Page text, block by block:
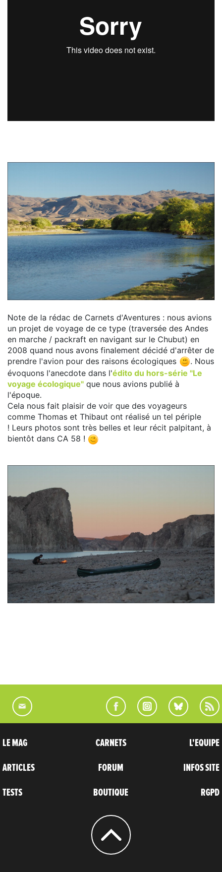
Note de la rédac de Carnets d'Aventures : nous avions
un projet de voyage de ce type (traversée des Andes
en marche / packraft en navigant sur le Chubut) en
2008 quand nous avons finalement décidé d'arrêter de
prendre l'avion pour des raisons écologiques
. Nous
évoquons l'anecdote dans l'édito du hors-série "Le
voyage écologique" que nous avions publié à
l'époque.
Cela nous fait plaisir de voir que des voyageurs
comme Thomas et Thibaut ont réalisé un tel périple
! Leurs photos sont très belles et leur récit palpitant, à
bientôt dans CA 58 !
LE MAG
ARTICLES
TESTS
CARNETS
FORUM
BOUTIQUE
L'EQUIPE
INFOS SITE
RGPD